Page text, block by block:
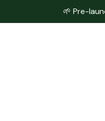
🌱 Pre-